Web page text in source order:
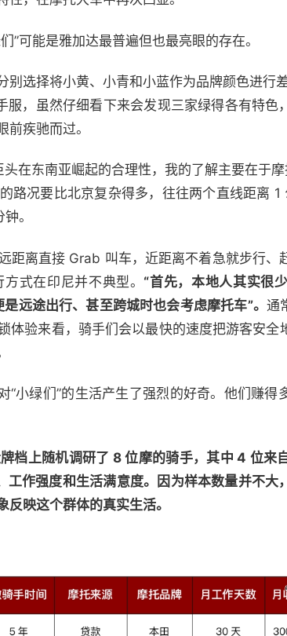
”可能是雅加达最普遍但也最亮眼的存在。
选择将小黄、小青和小蓝作为品牌颜色进行
，虽然仔细看下来会发现三家绿得各有特色
疾驰而过。
在东南亚崛起的合理性，我的了解主要在于摩
路况要比北京复杂得多，往往两个直线距离
。
距离直接 Grab 叫车，近距离不着急就步行、
式在印尼并不典型。 “首先，本地人其实很
远途出行、甚至跨城时也会考虑摩托车”。 通
体验来看，骑手们会以最快的速度把游客安全
小绿们”的生活产生了强烈的好奇。他们赚得
档上随机调研了 8 位摩的骑手，其中 4 位来
作强度和生活满意度。因为样本数量并不大
映这个群体的真实生活。